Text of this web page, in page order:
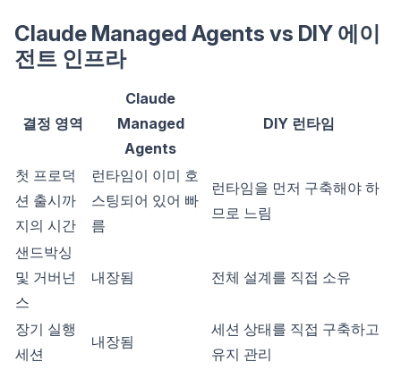
Claude Managed Agents vs DIY 에이
전트 인프라
결정 영역
Claude
Managed
Agents
DIY 런타임
첫 프로덕
션 출시까
지의 시간
런타임이 이미 호
스팅되어 있어 빠
름
런타임을 먼저 구축해야 하
므로 느림
샌드박싱
및 거버넌
스
내장됨 전체 설계를 직접 소유
장기 실행
세션
내장됨
세션 상태를 직접 구축하고
유지 관리